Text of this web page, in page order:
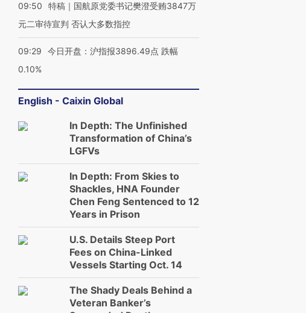
09:50
特稿｜国航原党委书记樊澄受贿3847万
元二审待宣判 否认大多数指控
09:29
今日开盘：沪指报3896.49点 跌幅
0.10%
English - Caixin Global
In Depth: The Unfinished
Transformation of China’s
LGFVs
In Depth: From Skies to
Shackles, HNA Founder
Chen Feng Sentenced to 12
Years in Prison
U.S. Details Steep Port
Fees on China-Linked
Vessels Starting Oct. 14
The Shady Deals Behind a
Veteran Banker’s